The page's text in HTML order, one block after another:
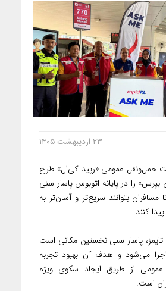
۲۳ اردیبهشت ۱۴۰۵
حمل‌ونقل عمومی «رپید کی‌ال» طرح
را در پایانه اتوبوس پاسار سنی
مسافران بتوانند سریع‌تر و آسان‌تر به
کنند.
پاسار سنی نخستین مکانی است
می‌شود و هدف آن بهبود تجربه
عمومی از طریق ایجاد سکوی ویژه
است.